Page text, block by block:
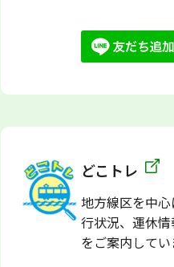
どこトレ
地方線区を中
行状況、運休
をご案内してい